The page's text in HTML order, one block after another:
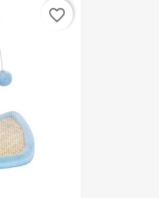
favorite_border